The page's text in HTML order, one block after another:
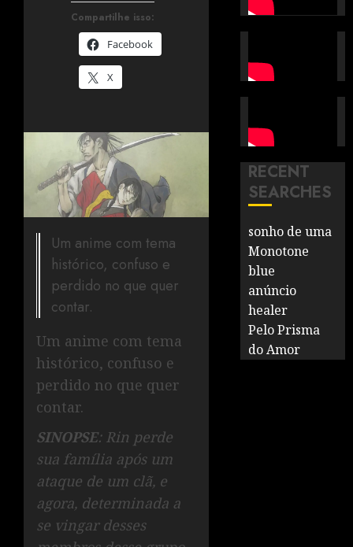
Compartilhe isso:
Facebook
X
Um anime com tema
histórico, confuso e
perdido no que quer
contar.
Um anime com tema
histórico, confuso e
perdido no que quer
contar.
SINOPSE: Rin perde
sua família após um
ataque de um clã, e
agora, determinada a
se vingar desses
RECENT
SEARCHES
sonho de uma
Monotone
blue
anúncio
healer
Pelo Prisma
do Amor